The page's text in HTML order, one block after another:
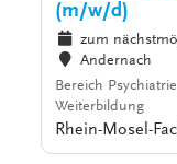
(m/w/d)
zum
Andernach
Bereich
Weiterbildung
Rhein-Mosel-